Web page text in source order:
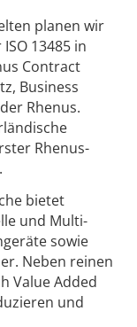
planen wir
13485 in
Contract
Business
Rhenus.
Rhenus-
bietet
und Multi-
sowie
Neben reinen
Value Added
und